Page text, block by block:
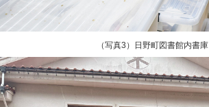
（写真3）日野町図書館内書庫